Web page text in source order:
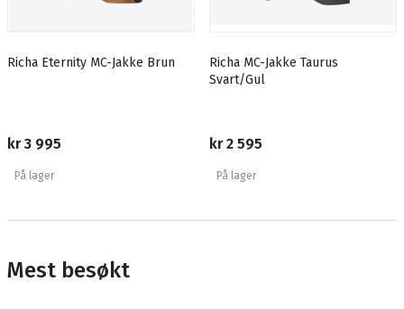
Richa Eternity MC-Jakke Brun
kr 3 995
På lager
Richa MC-Jakke Taurus
Svart/Gul
kr 2 595
På lager
Mest besøkt